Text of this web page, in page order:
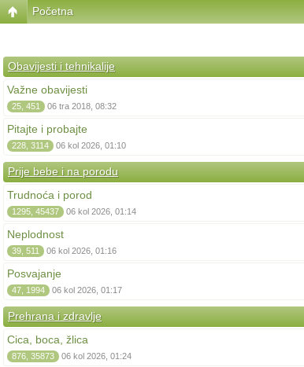
Početna
Obavijesti i tehnikalije
Važne obavijesti
25, 451 06 tra 2018, 08:32
Pitajte i probajte
228, 3114 06 kol 2026, 01:10
Prije bebe i na porodu
Trudnoća i porod
1295, 45437 06 kol 2026, 01:14
Neplodnost
39, 511 06 kol 2026, 01:16
Posvajanje
47, 1994 06 kol 2026, 01:17
Prehrana i zdravlje
Cica, boca, žlica
876, 35873 06 kol 2026, 01:24